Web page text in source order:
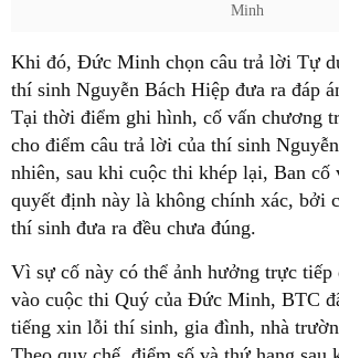
Minh
Khi đó, Đức Minh chọn câu trả lời Tự
thí sinh Nguyễn Bách Hiệp đưa ra đáp
Tại thời điểm ghi hình, cố vấn chương
cho điểm câu trả lời của thí sinh
nhiên, sau khi cuộc thi khép lại, Ban cố
quyết định này là không chính xác, bởi
thí sinh đưa ra đều chưa đúng.
Vì sự cố này có thể ảnh hưởng trực
vào cuộc thi Quý của Đức Minh, BTC
tiếng xin lỗi thí sinh, gia đình, nhà